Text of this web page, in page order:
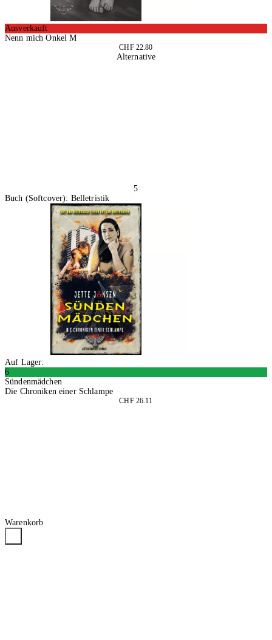
Ausverkauft
Nenn mich Onkel M
CHF 22.80
Alternative
5
Buch (Softcover): Belletristik
Auf Lager:
6
Sündenmädchen
Die Chroniken einer Schlampe
CHF 26.11
Warenkorb